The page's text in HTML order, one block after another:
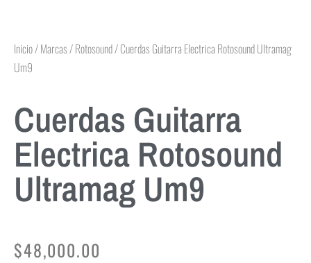
Inicio/Marcas/Rotosound/ Cuerdas Guitarra Electrica Rotosound Ultramag
Um9
Cuerdas Guitarra
Electrica Rotosound
Ultramag Um9
$48,000.00